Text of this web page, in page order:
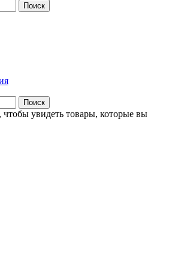
Поиск
Поиск
чтобы увидеть товары, которые вы